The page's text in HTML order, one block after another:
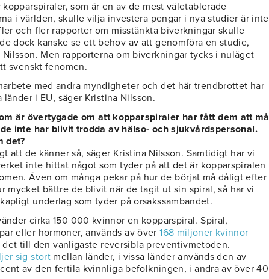
som är en av de mest väletablerade
i världen, skulle vilja investera pengar i nya studier är inte
och fler rapporter om misstänkta biverkningar skulle
dock kanske se ett behov av att genomföra en studie,
Nilsson. Men rapporterna om biverkningar tycks i nuläget
svenskt fenomen.
med andra myndigheter och det här trendbrottet har
i EU, säger Kristina Nilsson.
är övertygade om att kopparspiraler har fått dem att må
inte har blivit trodda av hälso- och sjukvårdspersonal.
det?
att de känner så, säger Kristina Nilsson. Samtidigt har vi
inte hittat något som tyder på att det är kopparspiralen
Även om många pekar på hur de börjat må dåligt efter
mycket bättre de blivit när de tagit ut sin spiral, så har vi
underlag som tyder på orsakssambandet.
cirka 150 000 kvinnor en kopparspiral. Spiral,
eller hormoner, används av över168 miljoner kvinnor
till den vanligaste reversibla preventivmetoden.
sig stort mellan länder, i vissa länder används den av
av den fertila kvinnliga befolkningen, i andra av över 40